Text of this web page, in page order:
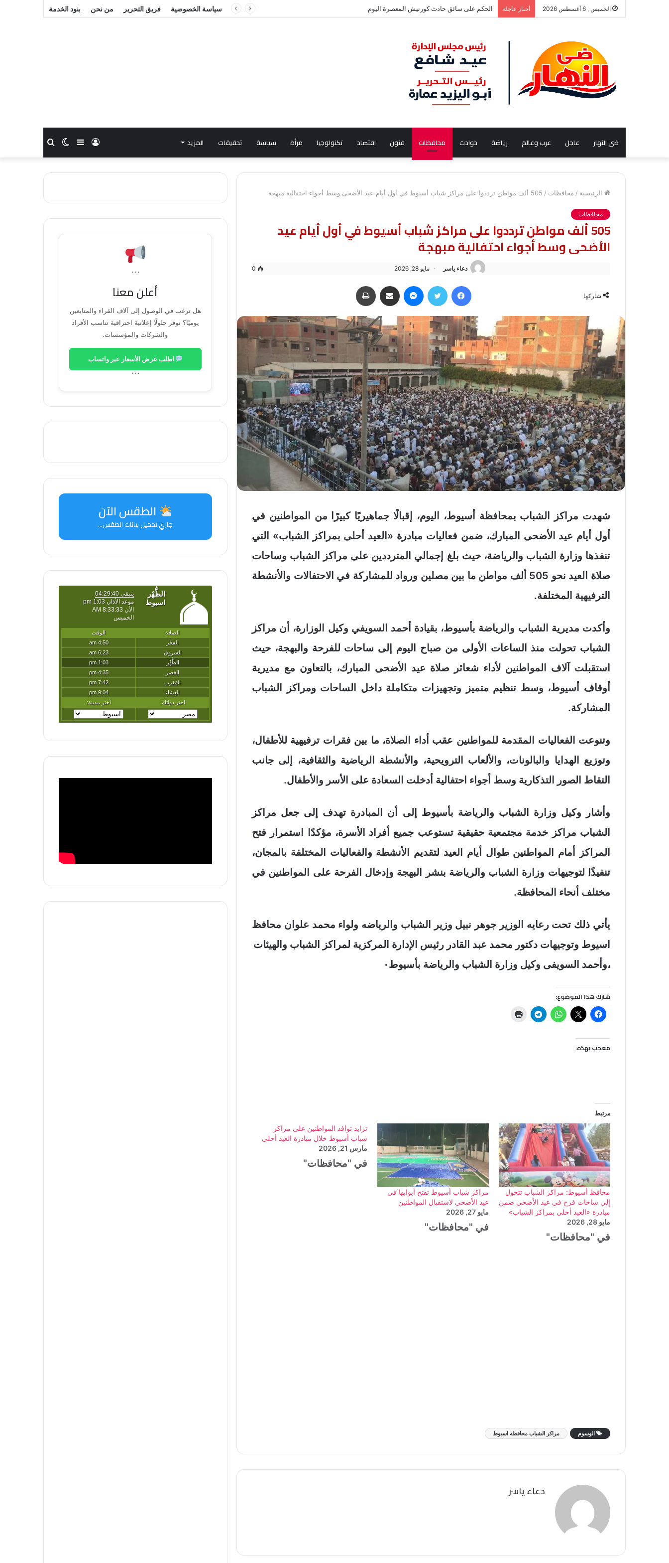
الخميس , 6 أغسطس 2026 أخبار عاجلة قبل تقديم استقالتك.. 5 حقوق يضمنها قانون العمل الجديد للعامل سياسة الخصوصية فريق التحرير من نحن بنود الخدمة
ضى النهار عاجل عرب وعالم رياضة حوادث محافظات فنون اقتصاد تكنولوجيا مرأة سياسة تحقيقات المزيد بحثالوضع
المظلم
إضافة
عمود
جانبي
تسجيل
الدخول
الرئيسية / محافظات / 505 ألف مواطن ترددوا على مراكز شباب أسيوط في أول أيام عيد الأضحى وسط أجواء احتفالية مبهجة
محافظات
505 ألف مواطن ترددوا على مراكز شباب أسيوط في أول أيام عيد
الأضحى وسط أجواء احتفالية مبهجة
دعاء ياسر مايو 28, 2026 0
شاركها
فيسبوك تويتر ماسنجر مشاركة عبر البريد
شهدت مراكز الشباب بمحافظة أسيوط، اليوم، إقبالًا جماهيريًا كبيرًا من المواطنين في
أول أيام عيد الأضحى المبارك، ضمن فعاليات مبادرة «العيد أحلى بمراكز الشباب» التي
تنفذها وزارة الشباب والرياضة، حيث بلغ إجمالي المترددين على مراكز الشباب وساحات
صلاة العيد نحو 505 ألف مواطن ما بين مصلين ورواد للمشاركة في الاحتفالات والأنشطة
الترفيهية المختلفة.
وأكدت مديرية الشباب والرياضة بأسيوط، بقيادة أحمد السويفي وكيل الوزارة، أن مراكز
الشباب تحولت منذ الساعات الأولى من صباح اليوم إلى ساحات للفرحة والبهجة، حيث
استقبلت آلاف المواطنين لأداء شعائر صلاة عيد الأضحى المبارك، بالتعاون مع مديرية
أوقاف أسيوط، وسط تنظيم متميز وتجهيزات متكاملة داخل الساحات ومراكز الشباب
المشاركة.
وتنوعت الفعاليات المقدمة للمواطنين عقب أداء الصلاة، ما بين فقرات ترفيهية للأطفال،
وتوزيع الهدايا والبالونات، والألعاب الترويحية، والأنشطة الرياضية والثقافية، إلى جانب
التقاط الصور التذكارية وسط أجواء احتفالية أدخلت السعادة على الأسر والأطفال.
وأشار وكيل وزارة الشباب والرياضة بأسيوط إلى أن المبادرة تهدف إلى جعل مراكز
الشباب مراكز خدمة مجتمعية حقيقية تستوعب جميع أفراد الأسرة، مؤكدًا استمرار فتح
المراكز أمام المواطنين طوال أيام العيد لتقديم الأنشطة والفعاليات المختلفة بالمجان،
تنفيذًا لتوجيهات وزارة الشباب والرياضة بنشر البهجة وإدخال الفرحة على المواطنين في
مختلف أنحاء المحافظة.
يأتي ذلك تحت رعايه الوزير جوهر نبيل وزير الشباب والرياضه ولواء محمد علوان محافظ
اسيوط وتوجيهات دكتور محمد عبد القادر رئيس الإدارة المركزية لمراكز الشباب والهيئات
،وأحمد السويفى وكيل وزارة الشباب والرياضة بأسيوط٠
شارك هذا الموضوع:
معجب بهذه:
مرتبط
محافظ أسيوط: مراكز الشباب تتحول
إلى ساحات فرح في عيد الأضحى ضمن
مبادرة «العيد أحلى بمراكز الشباب»
مايو 28, 2026
في "محافظات"
مراكز شباب أسيوط تفتح أبوابها في
عيد الأضحى لاستقبال المواطنين
مايو 27, 2026
في "محافظات"
تزايد توافد المواطنين على مراكز
شباب أسيوط خلال مبادرة العيد أحلى
مارس 21, 2026
في "محافظات"
الوسوم مراكز الشباب محافظه اسيوط
دعاء ياسر
```
أعلن معنا
هل ترغب في الوصول إلى آلاف القراء والمتابعين
يوميًا؟ نوفر حلولًا إعلانية احترافية تناسب الأفراد
والشركات والمؤسسات.
اطلب عرض الأسعار عبر واتساب
```
الطقس الآن
جاري تحميل بيانات الطقس...